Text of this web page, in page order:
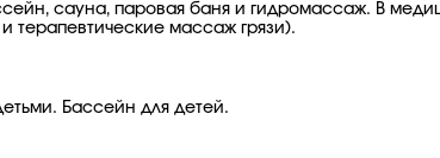
сауна, паровая баня и гидромассаж. В
терапевтические массаж грязи).
Бассейн для детей.